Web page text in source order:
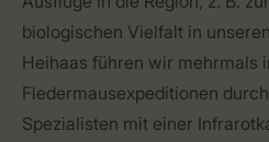
biologischen Vielfalt in
Heihaas führen wir mehrmals
Fledermausexpeditionen
Spezialisten mit einer